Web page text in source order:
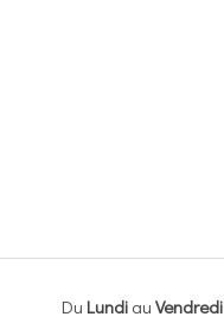
Du Lundi au Vendredi